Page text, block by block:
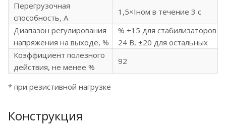
Перегрузочная
способность, А
1,5×Iном в течение 3 с
Диапазон регулирования
напряжения на выходе, %
% ±15 для стабилизаторов
24 В, ±20 для остальных
Коэффициент полезного
действия, не менее %
92
* при резистивной нагрузке
Конструкция